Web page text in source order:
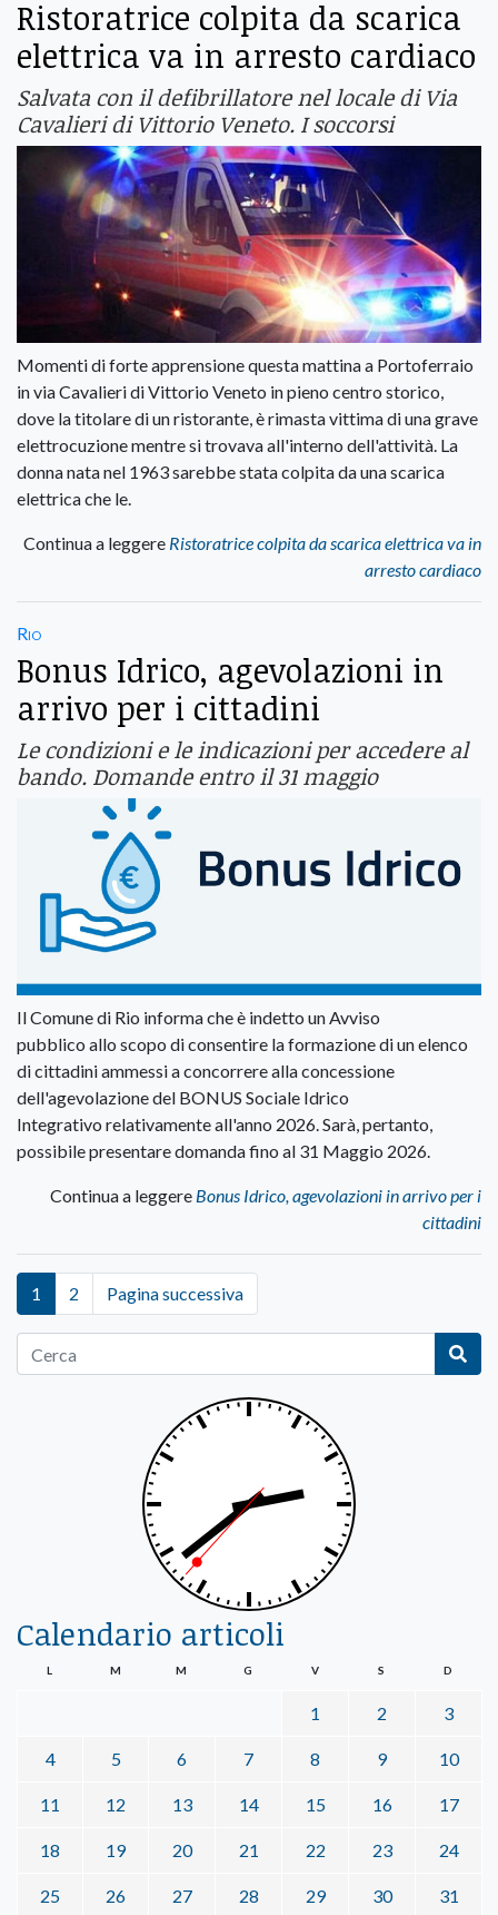
Ristoratrice colpita da scarica
elettrica va in arresto cardiaco
Salvata con il defibrillatore nel locale di Via
Cavalieri di Vittorio Veneto. I soccorsi
Momenti di forte apprensione questa mattina a Portoferraio
in via Cavalieri di Vittorio Veneto in pieno centro storico,
dove la titolare di un ristorante, è rimasta vittima di una grave
elettrocuzione mentre si trovava all'interno dell'attività. La
donna nata nel 1963 sarebbe stata colpita da una scarica
elettrica che le.
Continua a leggere Ristoratrice colpita da scarica elettrica va in
arresto cardiaco
Rio
Bonus Idrico, agevolazioni in
arrivo per i cittadini
Le condizioni e le indicazioni per accedere al
bando. Domande entro il 31 maggio
Il Comune di Rio informa che è indetto un Avviso
pubblico allo scopo di consentire la formazione di un elenco
di cittadini ammessi a concorrere alla concessione
dell'agevolazione del BONUS Sociale Idrico
Integrativo relativamente all'anno 2026. Sarà, pertanto,
possibile presentare domanda fino al 31 Maggio 2026.
Continua a leggere Bonus Idrico, agevolazioni in arrivo per i
cittadini
1 2 Pagina successiva
Calendario articoli
L M M G V S D
1 2 3
4 5 6 7 8 9 10
11 12 13 14 15 16 17
18 19 20 21 22 23 24
25 26 27 28 29 30 31